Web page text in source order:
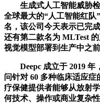
生成式人工智能威胁检
全球最大的“人工智能红
名，该公司今天表示已完
还有第二款名为 MLTest
视觉模型部署到生产中之
Deepc 成立于 2019 年
问针对 60 多种临床适应
疗保健提供者能够从放射
何技术、操作或商业复杂性